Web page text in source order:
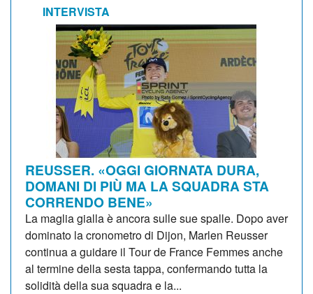
INTERVISTA
REUSSER. «OGGI GIORNATA DURA,
DOMANI DI PIÙ MA LA SQUADRA STA
CORRENDO BENE»
La maglia gialla è ancora sulle sue spalle. Dopo aver
dominato la cronometro di Dijon, Marlen Reusser
continua a guidare il Tour de France Femmes anche
al termine della sesta tappa, confermando tutta la
solidità della sua squadra e la...